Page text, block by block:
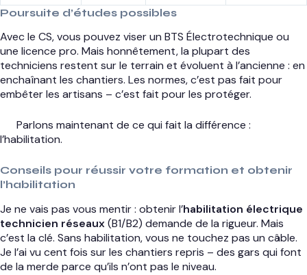
Poursuite d’études possibles
Avec le CS, vous pouvez viser un BTS Électrotechnique ou
une licence pro. Mais honnêtement, la plupart des
techniciens restent sur le terrain et évoluent à l’ancienne : en
enchaînant les chantiers. Les normes, c’est pas fait pour
embêter les artisans – c’est fait pour les protéger.
Parlons maintenant de ce qui fait la différence :
l’habilitation.
Conseils pour réussir votre formation et obtenir
l’habilitation
Je ne vais pas vous mentir : obtenir l’habilitation électrique
technicien réseaux(B1/B2) demande de la rigueur. Mais
c’est la clé. Sans habilitation, vous ne touchez pas un câble.
Je l’ai vu cent fois sur les chantiers repris – des gars qui font
de la merde parce qu’ils n’ont pas le niveau.